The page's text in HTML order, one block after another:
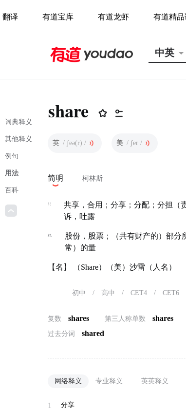
翻译 有道宝库 有道龙虾 有道精品
中英
词典释义
其他释义
例句
用法
百科
share
英 / ʃeə(r) / 美 / ʃer /
简明 柯林斯
v.
共享，合用；分享；分配；分担（
诉，吐露
n.
股份，股票；（共有财产的）部
常）的量
【名】 （Share）（美）沙雷（人名）
初中 / 高中 / CET4 / CET6
复数 shares 第三人称单数 shares
过去分词 shared
网络释义 专业释义 英英释义
1
分享